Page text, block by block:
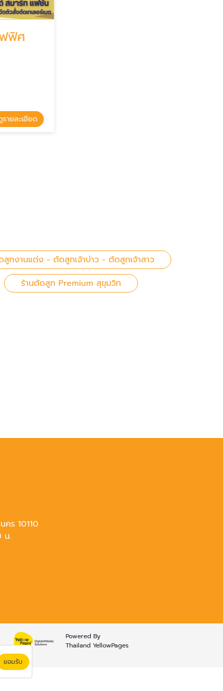
ศ
ละเอียด
สูทงานแต่ง - ตัดสูทเจ้าบ่าว - ตัดสูทเจ้าสาว
ร้านตัดสูท Premium สุขุมวิท
ร 10110
น.
Powered By
Thailand YellowPages
ยอมรับ